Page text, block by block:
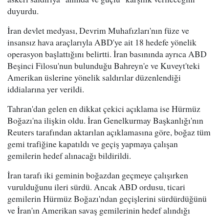
duyurdu.
İran devlet medyası, Devrim Muhafızları'nın füze ve
insansız hava araçlarıyla ABD'ye ait 18 hedefe yönelik
operasyon başlattığını belirtti. İran basınında ayrıca ABD
Beşinci Filosu'nun bulunduğu Bahreyn'e ve Kuveyt'teki
Amerikan üslerine yönelik saldırılar düzenlendiği
iddialarına yer verildi.
Tahran'dan gelen en dikkat çekici açıklama ise Hürmüz
Boğazı'na ilişkin oldu. İran Genelkurmay Başkanlığı'nın
Reuters tarafından aktarılan açıklamasına göre, boğaz tüm
gemi trafiğine kapatıldı ve geçiş yapmaya çalışan
gemilerin hedef alınacağı bildirildi.
İran tarafı iki geminin boğazdan geçmeye çalışırken
vurulduğunu ileri sürdü. Ancak ABD ordusu, ticari
gemilerin Hürmüz Boğazı'ndan geçişlerini sürdürdüğünü
ve İran'ın Amerikan savaş gemilerinin hedef alındığı